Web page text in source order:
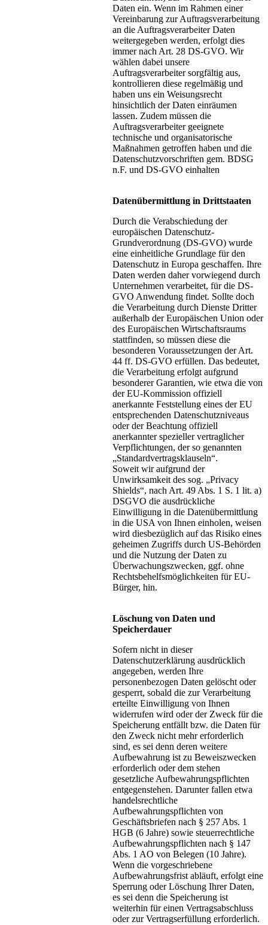
Daten ein. Wenn im Rahmen einer
Vereinbarung zur Auftragsverarbeitung
an die Auftragsverarbeiter Daten
weitergegeben werden, erfolgt dies
immer nach Art. 28 DS-GVO. Wir
wählen dabei unsere
Auftragsverarbeiter sorgfältig aus,
kontrollieren diese regelmäßig und
haben uns ein Weisungsrecht
hinsichtlich der Daten einräumen
lassen. Zudem müssen die
Auftragsverarbeiter geeignete
technische und organisatorische
Maßnahmen getroffen haben und die
Datenschutzvorschriften gem. BDSG
n.F. und DS-GVO einhalten
Datenübermittlung in Drittstaaten
Durch die Verabschiedung der
europäischen Datenschutz-
Grundverordnung (DS-GVO) wurde
eine einheitliche Grundlage für den
Datenschutz in Europa geschaffen. Ihre
Daten werden daher vorwiegend durch
Unternehmen verarbeitet, für die DS-
GVO Anwendung findet. Sollte doch
die Verarbeitung durch Dienste Dritter
außerhalb der Europäischen Union oder
des Europäischen Wirtschaftsraums
stattfinden, so müssen diese die
besonderen Voraussetzungen der Art.
44 ff. DS-GVO erfüllen. Das bedeutet,
die Verarbeitung erfolgt aufgrund
besonderer Garantien, wie etwa die von
der EU-Kommission offiziell
anerkannte Feststellung eines der EU
entsprechenden Datenschutzniveaus
oder der Beachtung offiziell
anerkannter spezieller vertraglicher
Verpflichtungen, der so genannten
„Standardvertragsklauseln“.
Soweit wir aufgrund der
Unwirksamkeit des sog. „Privacy
Shields“, nach Art. 49 Abs. 1 S. 1 lit. a)
DSGVO die ausdrückliche
Einwilligung in die Datenübermittlung
in die USA von Ihnen einholen, weisen
wird diesbezüglich auf das Risiko eines
geheimen Zugriffs durch US-Behörden
und die Nutzung der Daten zu
Überwachungszwecken, ggf. ohne
Rechtsbehelfsmöglichkeiten für EU-
Bürger, hin.
Löschung von Daten und
Speicherdauer
Sofern nicht in dieser
Datenschutzerklärung ausdrücklich
angegeben, werden Ihre
personenbezogen Daten gelöscht oder
gesperrt, sobald die zur Verarbeitung
erteilte Einwilligung von Ihnen
widerrufen wird oder der Zweck für die
Speicherung entfällt bzw. die Daten für
den Zweck nicht mehr erforderlich
sind, es sei denn deren weitere
Aufbewahrung ist zu Beweiszwecken
erforderlich oder dem stehen
gesetzliche Aufbewahrungspflichten
entgegenstehen. Darunter fallen etwa
handelsrechtliche
Aufbewahrungspflichten von
Geschäftsbriefen nach § 257 Abs. 1
HGB (6 Jahre) sowie steuerrechtliche
Aufbewahrungspflichten nach § 147
Abs. 1 AO von Belegen (10 Jahre).
Wenn die vorgeschriebene
Aufbewahrungsfrist abläuft, erfolgt eine
Sperrung oder Löschung Ihrer Daten,
es sei denn die Speicherung ist
weiterhin für einen Vertragsabschluss
oder zur Vertragserfüllung erforderlich.